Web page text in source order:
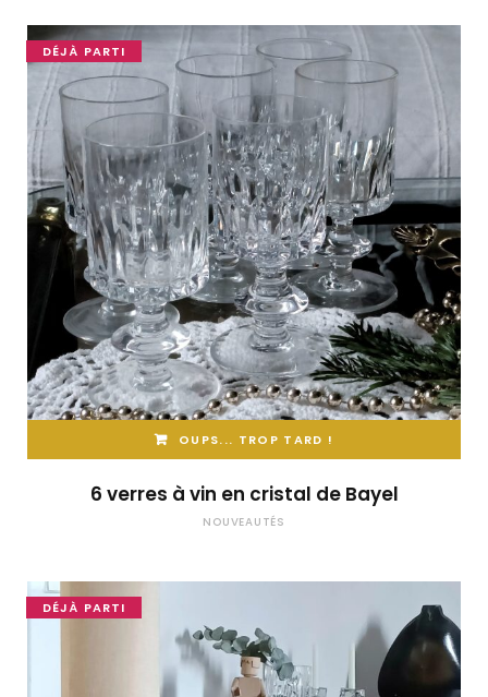
DÉJÀ PARTI
OUPS... TROP TARD !
6 verres à vin en cristal de Bayel
NOUVEAUTÉS
DÉJÀ PARTI